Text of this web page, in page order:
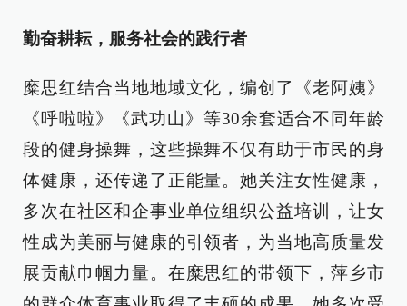
勤奋耕耘，服务社会的践行者
糜思红结合当地地域文化，编创了《老阿姨》
《呼啦啦》《武功山》等30余套适合不同年龄
段的健身操舞，这些操舞不仅有助于市民的身
体健康，还传递了正能量。她关注女性健康，
多次在社区和企事业单位组织公益培训，让女
性成为美丽与健康的引领者，为当地高质量发
展贡献巾帼力量。在糜思红的带领下，萍乡市